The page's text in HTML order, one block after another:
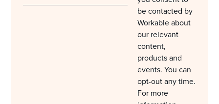
be contacted by
Workable about
our relevant
content,
products and
events. You can
opt-out any time.
For more